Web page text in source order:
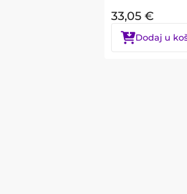
33,05 €
Dodaj u